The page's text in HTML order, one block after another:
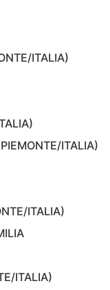
ITALIA)
ITALIA)
ITALIA)
ITALIA)